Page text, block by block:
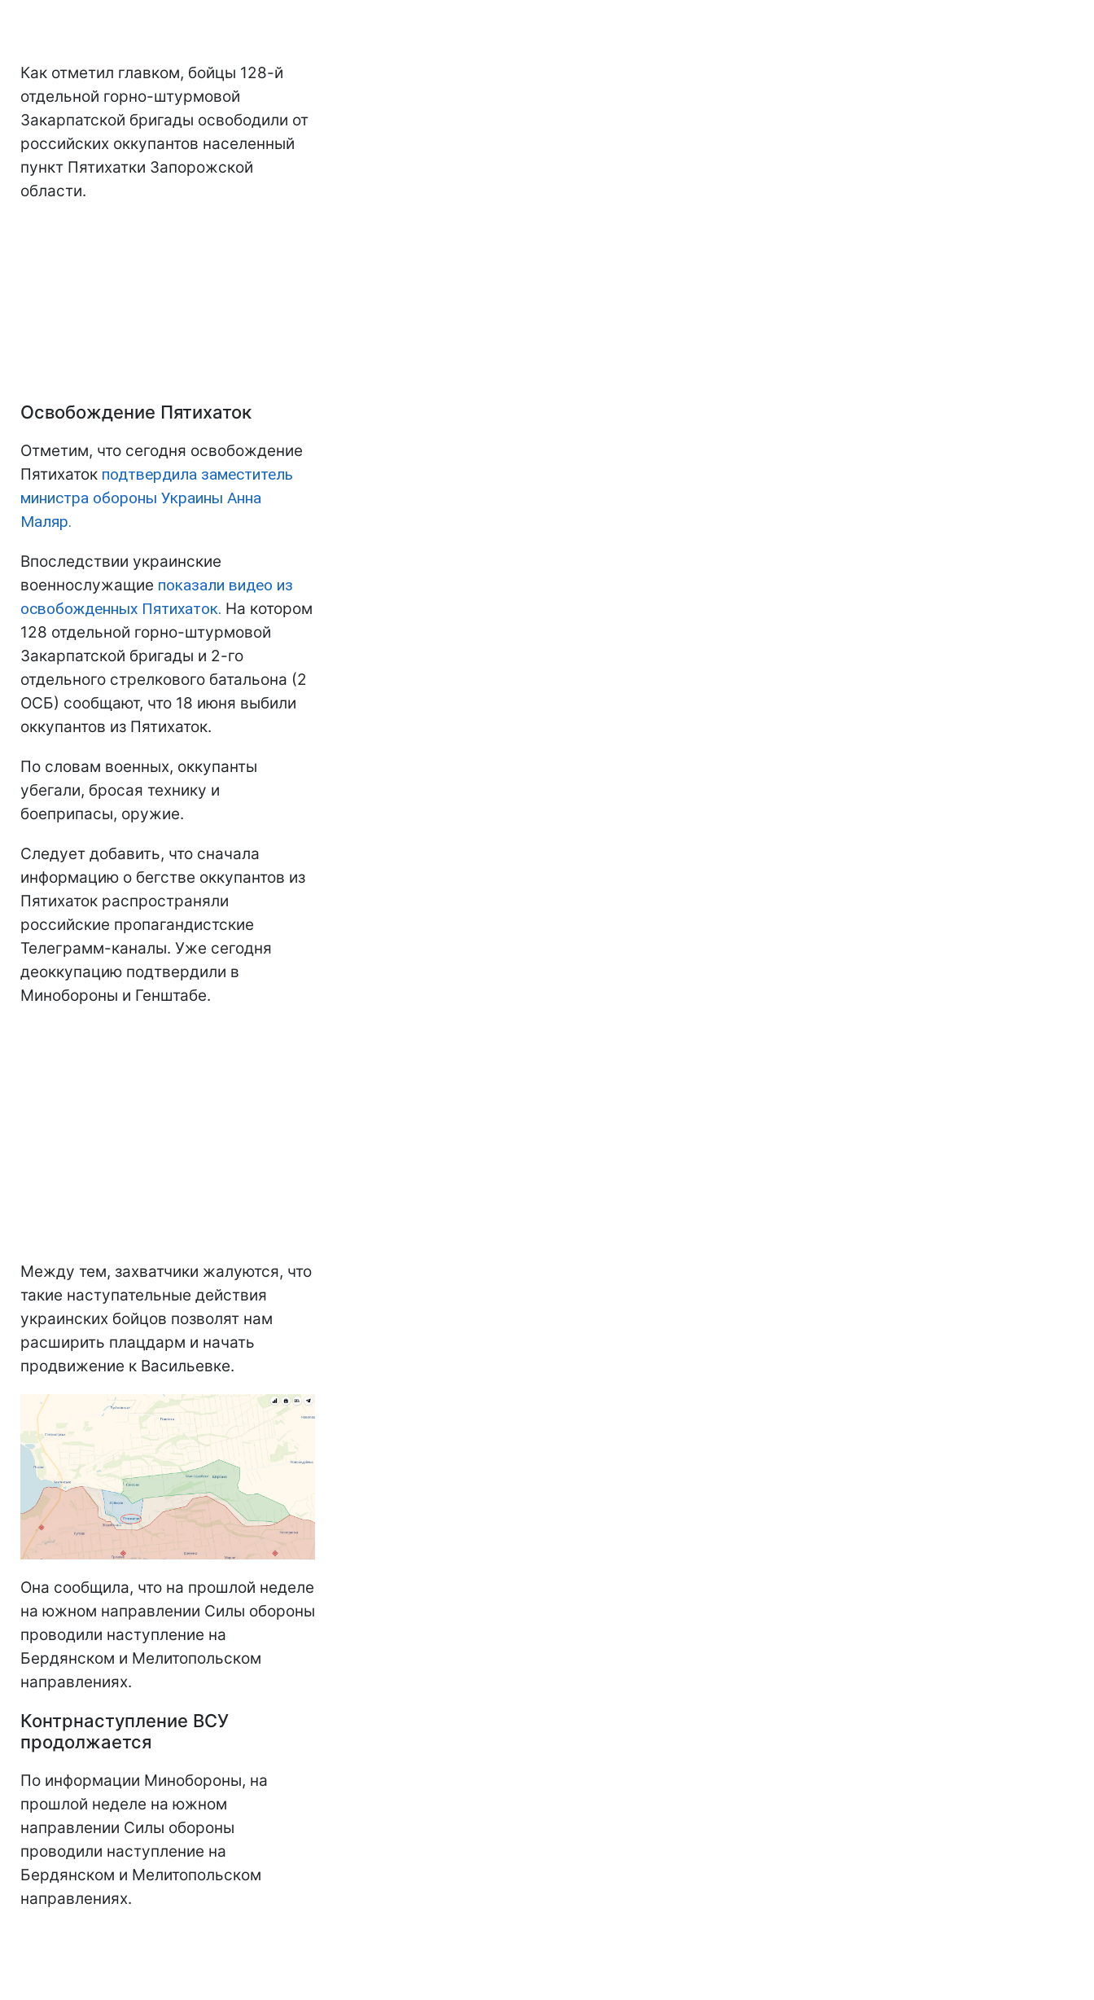
Как отметил главком, бойцы 128-й
отдельной горно-штурмовой
Закарпатской бригады освободили от
российских оккупантов населенный
пункт Пятихатки Запорожской
области.
Освобождение Пятихаток
Отметим, что сегодня освобождение
Пятихаток подтвердила заместитель
министра обороны Украины Анна
Маляр.
Впоследствии украинские
военнослужащие показали видео из
освобожденных Пятихаток. На котором
128 отдельной горно-штурмовой
Закарпатской бригады и 2-го
отдельного стрелкового батальона (2
ОСБ) сообщают, что 18 июня выбили
оккупантов из Пятихаток.
По словам военных, оккупанты
убегали, бросая технику и
боеприпасы, оружие.
Следует добавить, что сначала
информацию о бегстве оккупантов из
Пятихаток распространяли
российские пропагандистские
Телеграмм-каналы. Уже сегодня
деоккупацию подтвердили в
Минобороны и Генштабе.
Между тем, захватчики жалуются, что
такие наступательные действия
украинских бойцов позволят нам
расширить плацдарм и начать
продвижение к Васильевке.
Она сообщила, что на прошлой неделе
на южном направлении Силы обороны
проводили наступление на
Бердянском и Мелитопольском
направлениях.
Контрнаступление ВСУ
продолжается
По информации Минобороны, на
прошлой неделе на южном
направлении Силы обороны
проводили наступление на
Бердянском и Мелитопольском
направлениях.